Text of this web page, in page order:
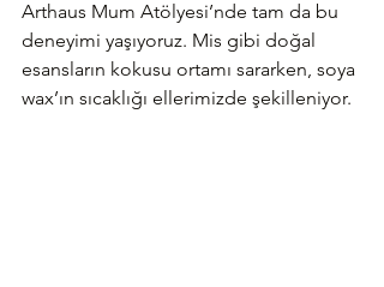
Arthaus Mum Atölyesi’nde tam da bu
deneyimi yaşıyoruz. Mis gibi doğal
esansların kokusu ortamı sararken, soya
wax’ın sıcaklığı ellerimizde şekilleniyor.